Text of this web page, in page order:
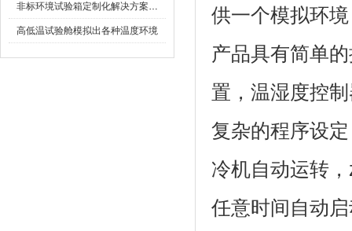
非标环境试验箱定制化解决方案在可靠性测试中的重要性
高低温试验舱模拟出各种温度环境
供一个模拟环境
产品具有简单的
置，温湿度控
复杂的程序设定
冷机自动运转
任意时间自动启动